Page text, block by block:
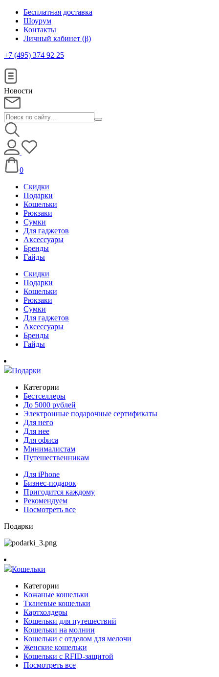
Бесплатная доставка
Шоурум
Контакты
Личный кабинет (β)
+7 (495) 374 92 25
Новости
0
Скидки
Подарки
Кошельки
Рюкзаки
Сумки
Для гаджетов
Аксессуары
Бренды
Гайды
Скидки
Подарки
Кошельки
Рюкзаки
Сумки
Для гаджетов
Аксессуары
Бренды
Гайды
Подарки
Категории
Бестселлеры
До 5000 рублей
Электронные подарочные сертификаты
Для него
Для нее
Для офиса
Минималистам
Путешественникам
Для iPhone
Бизнес-подарок
Пригодится каждому
Рекомендуем
Посмотреть все
Подарки
Кошельки
Категории
Кожаные кошельки
Тканевые кошельки
Картхолдеры
Кошельки для путешествий
Кошельки на молнии
Кошельки с отделом для мелочи
Женские кошельки
Кошельки с RFID-защитой
Посмотреть все